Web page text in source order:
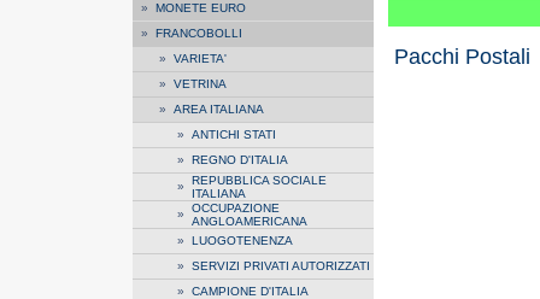
» MONETE EURO
» FRANCOBOLLI
» VARIETA'
» VETRINA
» AREA ITALIANA
» ANTICHI STATI
» REGNO D'ITALIA
» REPUBBLICA SOCIALE
ITALIANA
» OCCUPAZIONE
ANGLOAMERICANA
» LUOGOTENENZA
» SERVIZI PRIVATI AUTORIZZATI
» CAMPIONE D'ITALIA
Pacchi Postali